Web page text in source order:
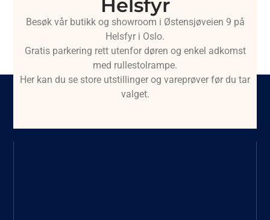
Helsfyr
Besøk vår butikk og showroom i Østensjøveien 9 på
Helsfyr i Oslo.
Gratis parkering rett utenfor døren og enkel adkomst
med rullestolrampe.
Her kan du se store utstillinger og vareprøver før du tar
valget.